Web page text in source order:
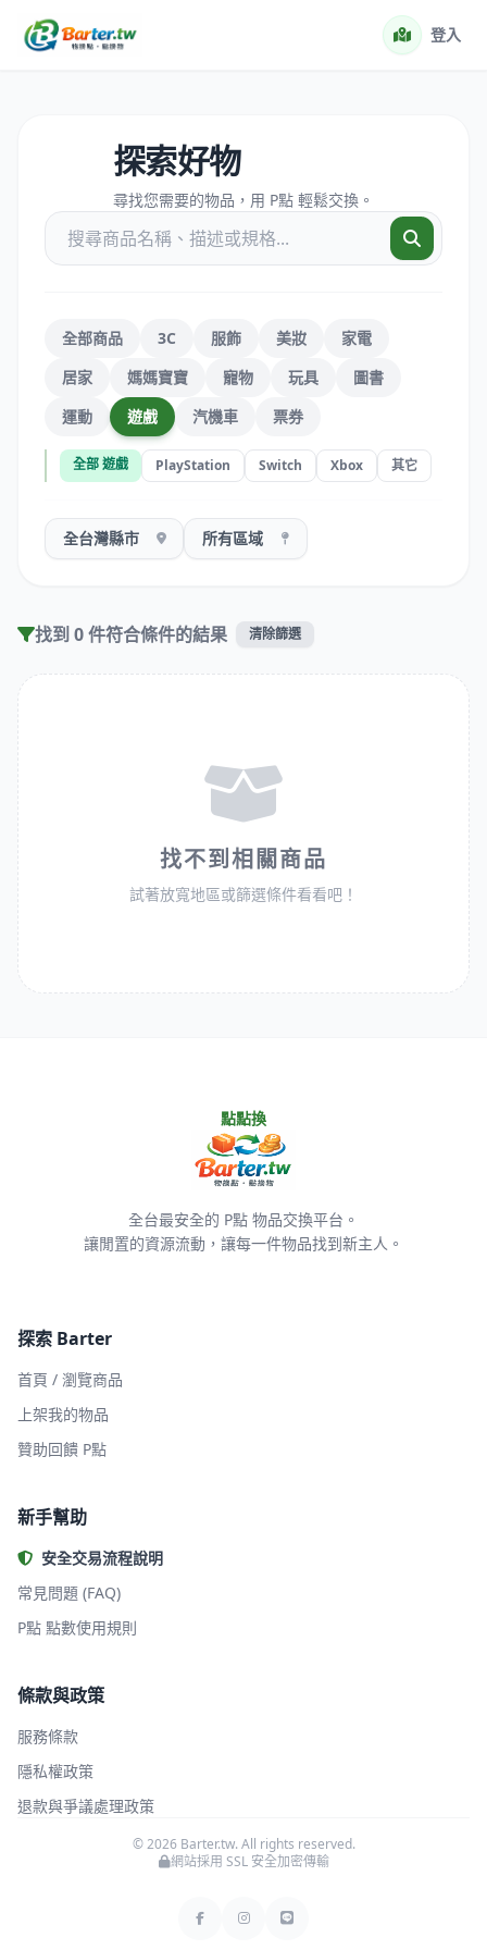
登入
探索好物
尋找您需要的物品，用 P點 輕鬆交換。
全部商品 3C 服飾 美妝
家電
居家
媽媽寶寶 寵物 玩具
圖書
運動
遊戲 汽機車 票券
全部 遊戲 PlayStation Switch Xbox 其它
找到 0 件符合條件的結果 清除篩選
找不到相關商品
試著放寬地區或篩選條件看看吧！
點點換
全台最安全的 P點 物品交換平台。
讓閒置的資源流動，讓每一件物品找到新主人。
探索 Barter
首頁 / 瀏覽商品
上架我的物品
贊助回饋 P點
新手幫助
安全交易流程說明
常見問題 (FAQ)
P點 點數使用規則
條款與政策
服務條款
隱私權政策
退款與爭議處理政策
© 2026 Barter.tw. All rights reserved.
網站採用 SSL 安全加密傳輸